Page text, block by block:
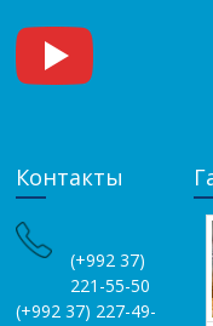
Контакты
(+992 37)
221-55-50
(+992 37) 227-49-